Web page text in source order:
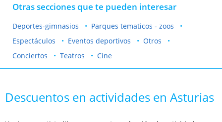
Otras secciones que te pueden interesar
Deportes-gimnasios
Parques tematicos - zoos
Espectáculos
Eventos deportivos
Otros
Conciertos
Teatros Cine
Descuentos en actividades en Asturias